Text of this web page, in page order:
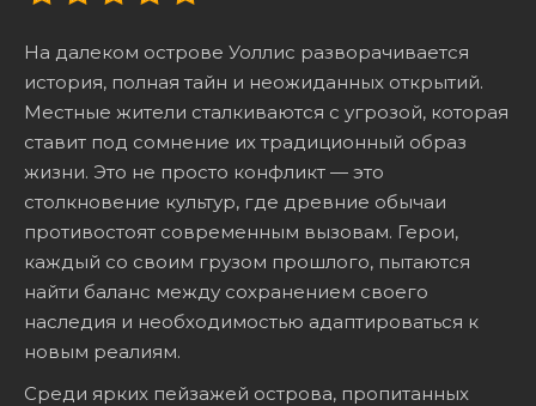
На далеком острове Уоллис разворачивается
история, полная тайн и неожиданных открытий.
Местные жители сталкиваются с угрозой, которая
ставит под сомнение их традиционный образ
жизни. Это не просто конфликт — это
столкновение культур, где древние обычаи
противостоят современным вызовам. Герои,
каждый со своим грузом прошлого, пытаются
найти баланс между сохранением своего
наследия и необходимостью адаптироваться к
новым реалиям.
Среди ярких пейзажей острова, пропитанных